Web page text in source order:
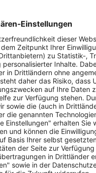
Stärken
der Fehlbedienung
Kindes einfach
Bedienungsanleitung